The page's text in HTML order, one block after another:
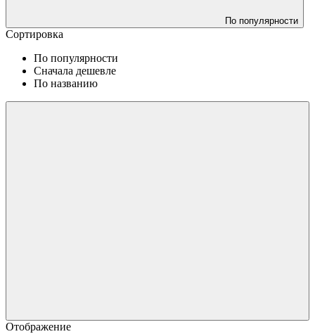
По популярности
Сортировка
По популярности
Сначала дешевле
По названию
Отображение